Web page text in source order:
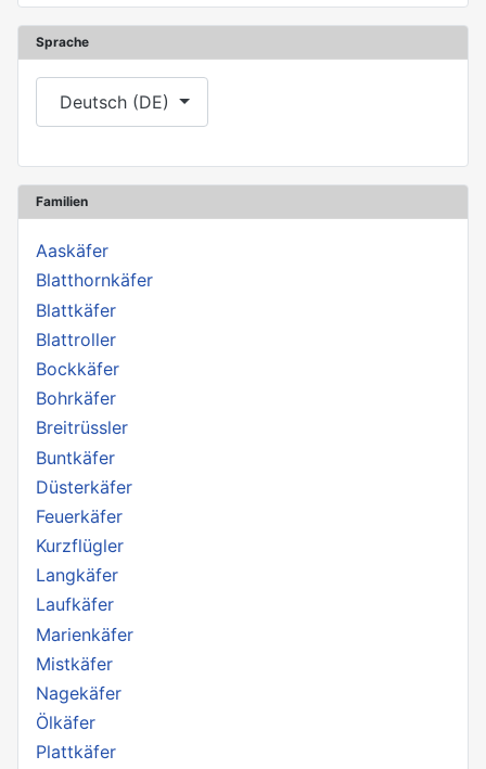
Sprache
Sprache auswählen
Deutsch (DE)
Familien
Aaskäfer
Blatthornkäfer
Blattkäfer
Blattroller
Bockkäfer
Bohrkäfer
Breitrüssler
Buntkäfer
Düsterkäfer
Feuerkäfer
Kurzflügler
Langkäfer
Laufkäfer
Marienkäfer
Mistkäfer
Nagekäfer
Ölkäfer
Plattkäfer